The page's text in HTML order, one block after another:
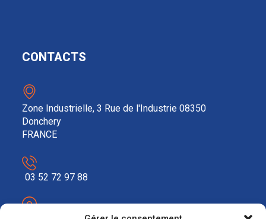
CONTACTS
Zone Industrielle, 3 Rue de l'Industrie 08350
Donchery
FRANCE
03 52 72 97 88